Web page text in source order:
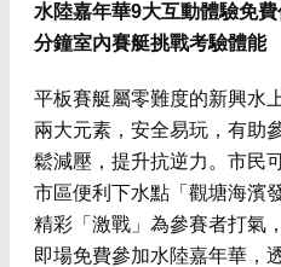
水陸嘉年華9大互動體驗
分鐘室內賽艇挑戰考驗體能
平板賽艇屬零難度的新興水
兩大元素，安全易玩，有助
鬆減壓，提升抗逆力。市民
市區便利下水點「觀塘海濱
精彩「激戰」為參賽者打氣
即場免費參加水陸嘉年華，